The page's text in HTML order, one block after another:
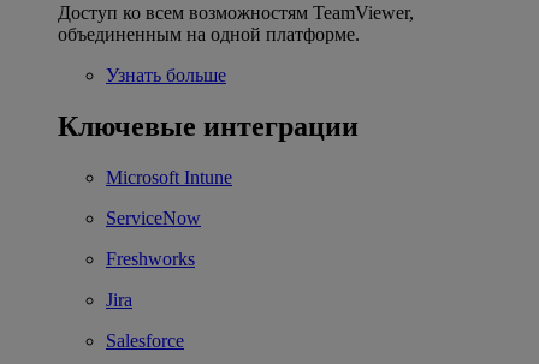
Доступ ко всем возможностям TeamViewer,
объединенным на одной платформе.
Узнать больше
Ключевые интеграции
Microsoft Intune
ServiceNow
Freshworks
Jira
Salesforce